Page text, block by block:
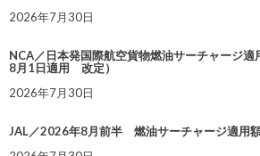
2026年7月30日
NCA／日本発国際航空貨物燃油サーチャージ
8月1日適用 改定）
2026年7月30日
JAL／2026年8月前半 燃油サーチャージ適用